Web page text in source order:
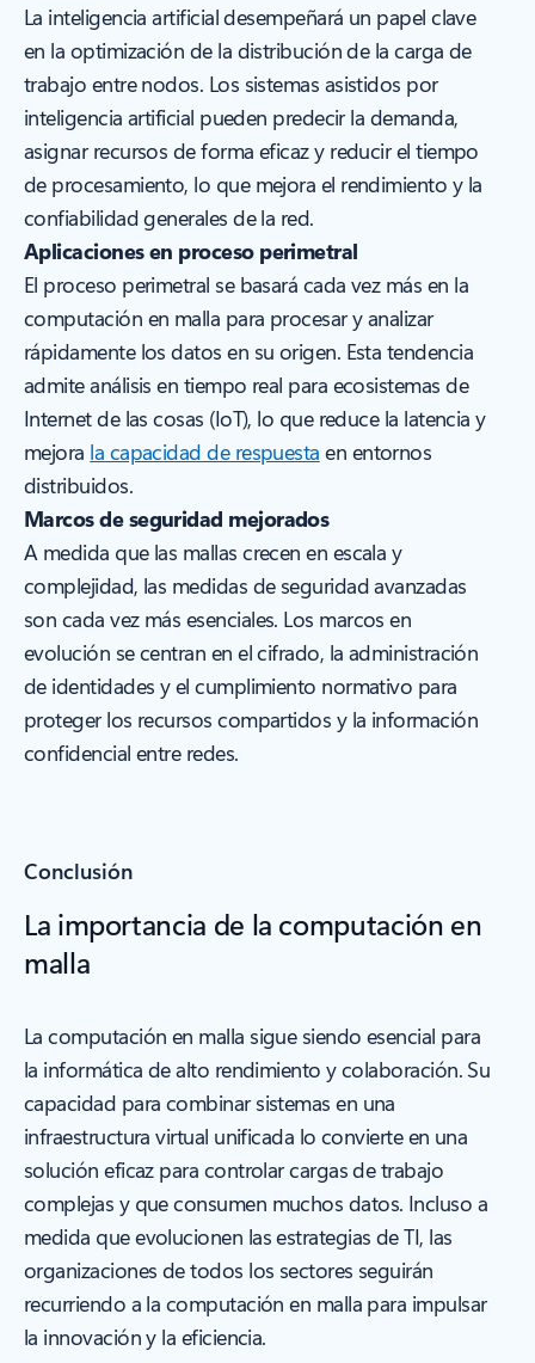
La inteligencia artificial desempeñará un papel clave
en la optimización de la distribución de la carga de
trabajo entre nodos. Los sistemas asistidos por
inteligencia artificial pueden predecir la demanda,
asignar recursos de forma eficaz y reducir el tiempo
de procesamiento, lo que mejora el rendimiento y la
confiabilidad generales de la red.
Aplicaciones en proceso perimetral
El proceso perimetral se basará cada vez más en la
computación en malla para procesar y analizar
rápidamente los datos en su origen. Esta tendencia
admite análisis en tiempo real para ecosistemas de
Internet de las cosas (IoT), lo que reduce la latencia y
mejora la capacidad de respuesta en entornos
distribuidos.
Marcos de seguridad mejorados
A medida que las mallas crecen en escala y
complejidad, las medidas de seguridad avanzadas
son cada vez más esenciales. Los marcos en
evolución se centran en el cifrado, la administración
de identidades y el cumplimiento normativo para
proteger los recursos compartidos y la información
confidencial entre redes.
Conclusión
La importancia de la computación en
malla
La computación en malla sigue siendo esencial para
la informática de alto rendimiento y colaboración. Su
capacidad para combinar sistemas en una
infraestructura virtual unificada lo convierte en una
solución eficaz para controlar cargas de trabajo
complejas y que consumen muchos datos. Incluso a
medida que evolucionen las estrategias de TI, las
organizaciones de todos los sectores seguirán
recurriendo a la computación en malla para impulsar
la innovación y la eficiencia.